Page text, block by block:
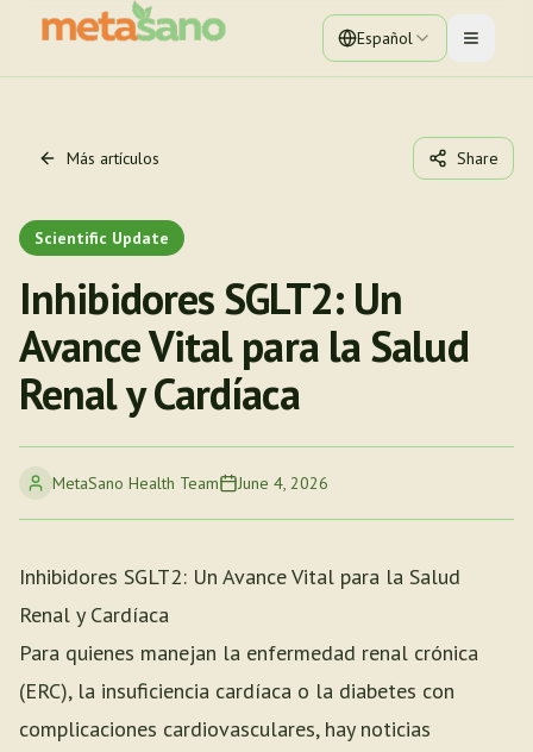
Español Toggle
Más artículos Share
Scientific Update
Inhibidores SGLT2: Un
Avance Vital para la Salud
Renal y Cardíaca
MetaSano Health Team June 4, 2026
Inhibidores SGLT2: Un Avance Vital para la Salud
Renal y Cardíaca
Para quienes manejan la enfermedad renal crónica
(ERC), la insuficiencia cardíaca o la diabetes con
complicaciones cardiovasculares, hay noticias